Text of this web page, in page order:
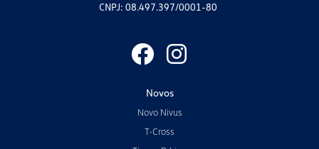
CNPJ: 08.497.397/0001-80
Novos
Novo Nivus
T-Cross